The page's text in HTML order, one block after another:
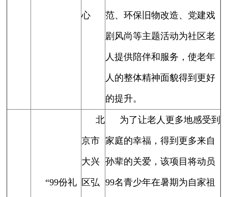
心 范、环保旧物改造、党建戏
剧风尚等主题活动为社区老
人提供陪伴和服务，使老年
人的整体精神面貌得到更好
的提升。
“99份礼
北
京市
大兴
区弘
为了让老人更多地感受到
家庭的幸福，得到更多来自
孙辈的关爱，该项目将动员
99名青少年在暑期为自家祖